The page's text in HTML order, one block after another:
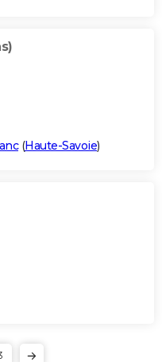
(Haute-Savoie)